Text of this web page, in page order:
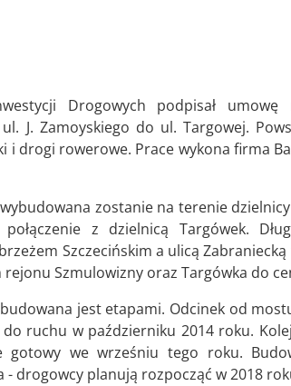
Drogowych podpisał
J. Zamoyskiego do ul. Targowej.
i drogi rowerowe. Prace wykona firma
zostanie na terenie
z dzielnicą Targówek.
Szczecińskim a ulicą
Szmulowizny oraz Targówka do
jest etapami. Odcinek od
ruchu w październiku 2014 roku.
gotowy we wrześniu tego roku.
- drogowcy planują rozpocząć w 2018